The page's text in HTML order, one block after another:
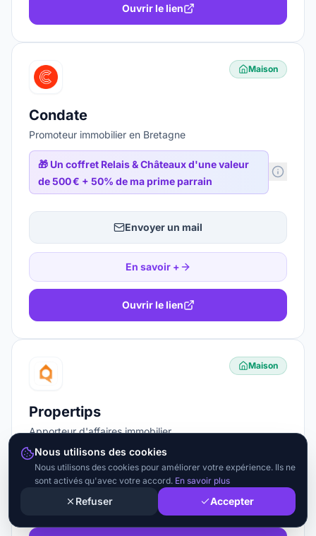
Ouvrir le lien
Maison
Condate
Promoteur immobilier en Bretagne
🎁 Un coffret Relais & Châteaux d'une valeur
de 500 € + 50% de ma prime parrain
Envoyer un mail
En savoir +
Ouvrir le lien
Maison
Propertips
Apporteur d'affaires immobilier
En savoir +
Nous utilisons des cookies
Nous utilisons des cookies pour améliorer votre expérience. Ils ne
sont activés qu'avec votre accord. En savoir plus
Refuser Accepter